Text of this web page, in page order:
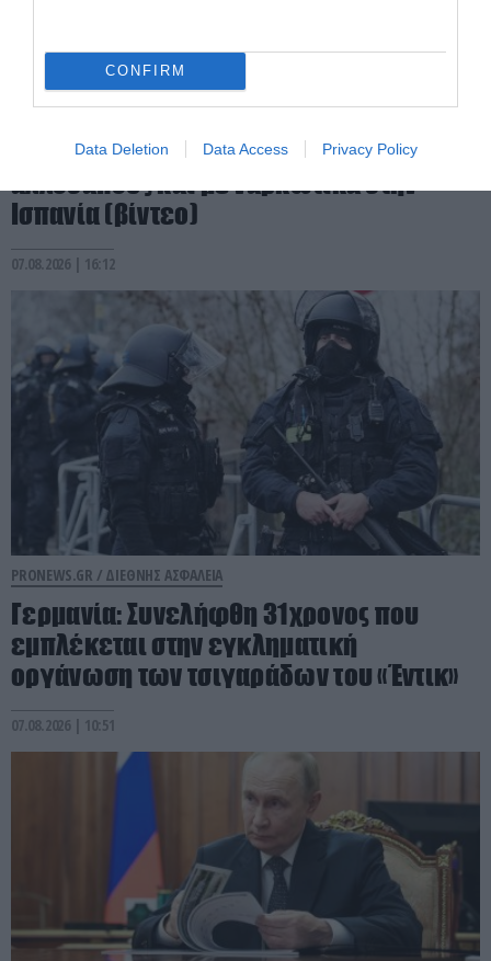
CONFIRM
Data Deletion Data Access Privacy Policy
PRONEWS.GR /
μετέφερε 2.000 παράνομους
αλλοδαπούς και με ναρκωτικά στην
Ισπανία (βίντεο)
07.08.2026 | 16:12
PRONEWS.GR / ΔΙΕΘΝΗΣ ΑΣΦΑΛΕΙΑ
Γερμανία: Συνελήφθη 31χρονος που
εμπλέκεται στην εγκληματική
οργάνωση των τσιγαράδων του «Έντικ»
07.08.2026 | 10:51